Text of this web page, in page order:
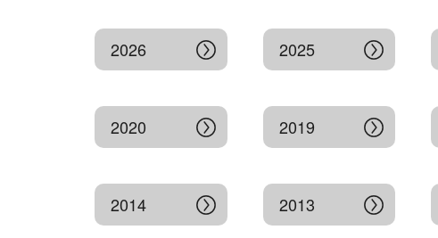
2026 2025
2020 2019
2014 2013